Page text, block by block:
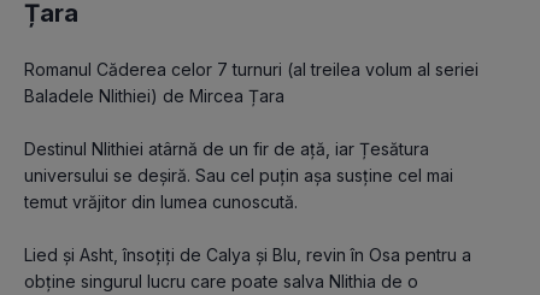
Țara
Romanul Căderea celor 7 turnuri (al treilea volum al seriei
Baladele Nlithiei) de Mircea Țara
Destinul Nlithiei atârnă de un fir de ață, iar Țesătura
universului se deșiră. Sau cel puțin așa susține cel mai
temut vrăjitor din lumea cunoscută.
Lied și Asht, însoțiți de Calya și Blu, revin în Osa pentru a
obține singurul lucru care poate salva Nlithia de o